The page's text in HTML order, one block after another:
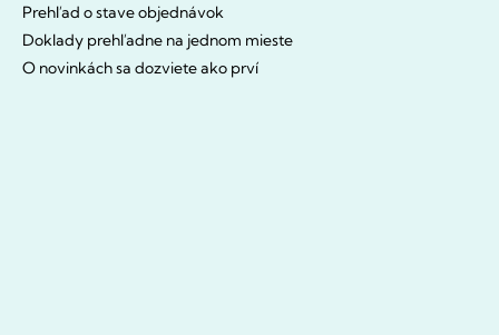
Prehľad o stave objednávok
Doklady prehľadne na jednom mieste
O novinkách sa dozviete ako prví